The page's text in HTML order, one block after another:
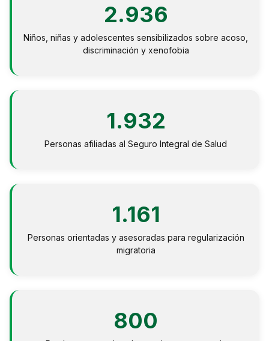
2.936
Niños, niñas y adolescentes sensibilizados sobre acoso,
discriminación y xenofobia
1.932
Personas afiliadas al Seguro Integral de Salud
1.161
Personas orientadas y asesoradas para regularización
migratoria
800